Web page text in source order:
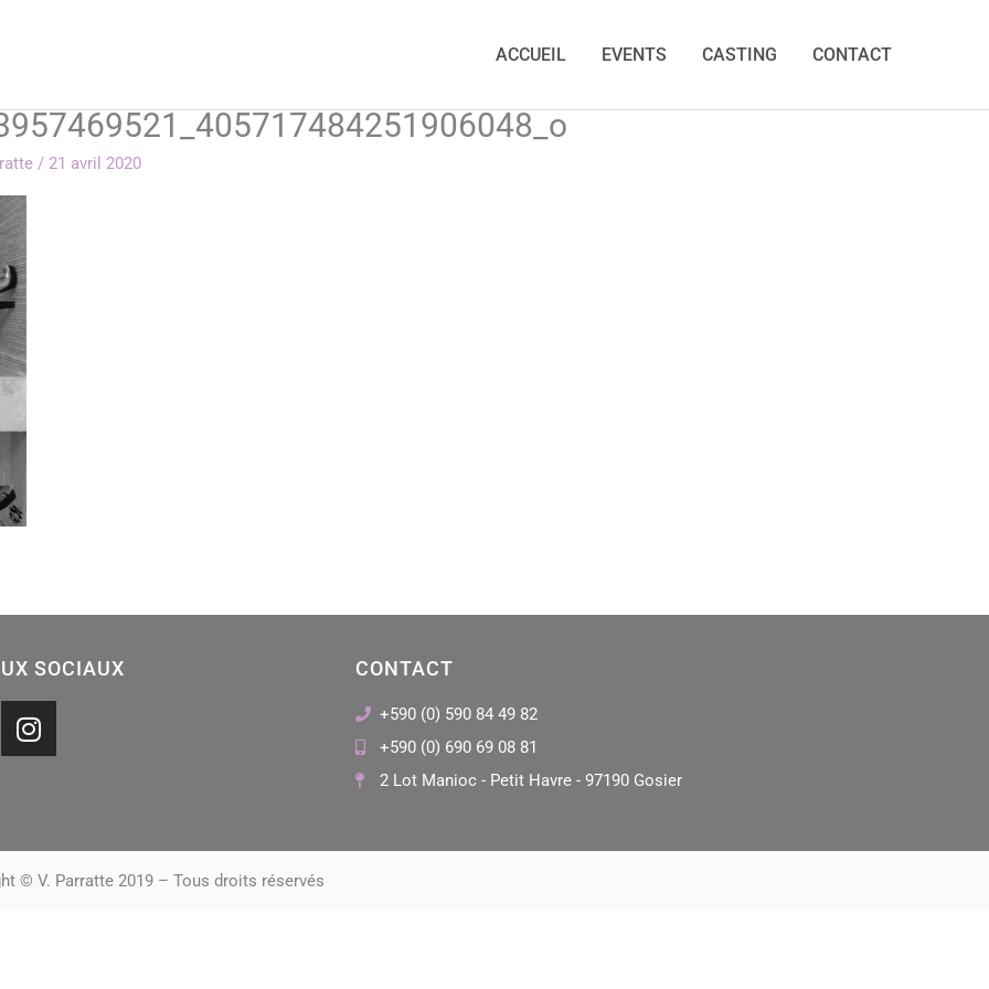
ACCUEIL EVENTS CASTING CONTACT
/21 avril 2020
SOCIAUX
I
n
g
r
CONTACT
+590 (0) 590 84 49 82
+590 (0) 690 69 08 81
2 Lot Manioc - Petit Havre - 97190 Gosier
© V. Parratte 2019 – Tous droits réservés